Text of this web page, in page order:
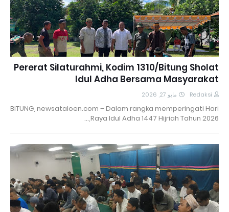
Pererat Silaturahmi, Kodim 1310/Bitung Sholat
Idul Adha Bersama Masyarakat
Redaksi مايو 27, 2026
BITUNG, newsataloen.com – Dalam rangka memperingati Hari
Raya Idul Adha 1447 Hijriah Tahun 2026,…